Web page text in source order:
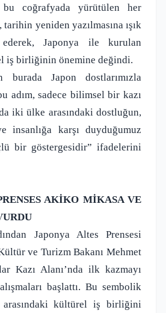
bu coğrafyada yürütülen her
yeniden yazılmasına ışık
Japonya ile kurulan
iş birliğinin önemine değindi.
burada Japon dostlarımızla
adım, sadece bilimsel bir kazı
iki ülke arasındaki dostluğun,
insanlığa karşı duyduğumuz
bir göstergesidir” ifadelerini
AKİKO MİKASA VE
Japonya Altes Prensesi
ve Turizm Bakanı Mehmet
Kazı Alanı’nda ilk kazmayı
başlattı. Bu sembolik
kültürel iş birliğini